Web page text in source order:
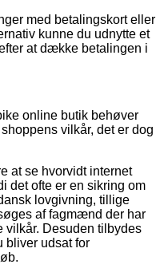
med betalingskort eller
kunne du udnytte et
at dække betalingen i
online butik behøver
vilkår, det er dog
at se hvorvidt internet
det ofte er en sikring om
lovgivning, tillige
af fagmænd der har
Desuden tilbydes
bliver udsat for